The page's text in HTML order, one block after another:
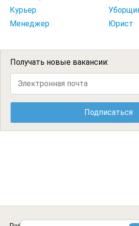
Курьер
Менеджер
Юрист
Получать новые вакансии: